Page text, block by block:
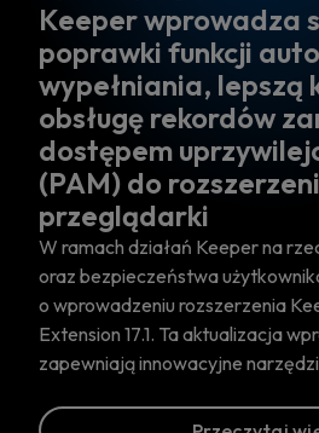
szybkie
automatycznego
lepszą kontrolę oraz
zarządzania
na rzecz poprawy komfortu
użytkowników informujemy
Keeper Browser
wprowadza zmiany, które
narzędzie Snapshot…